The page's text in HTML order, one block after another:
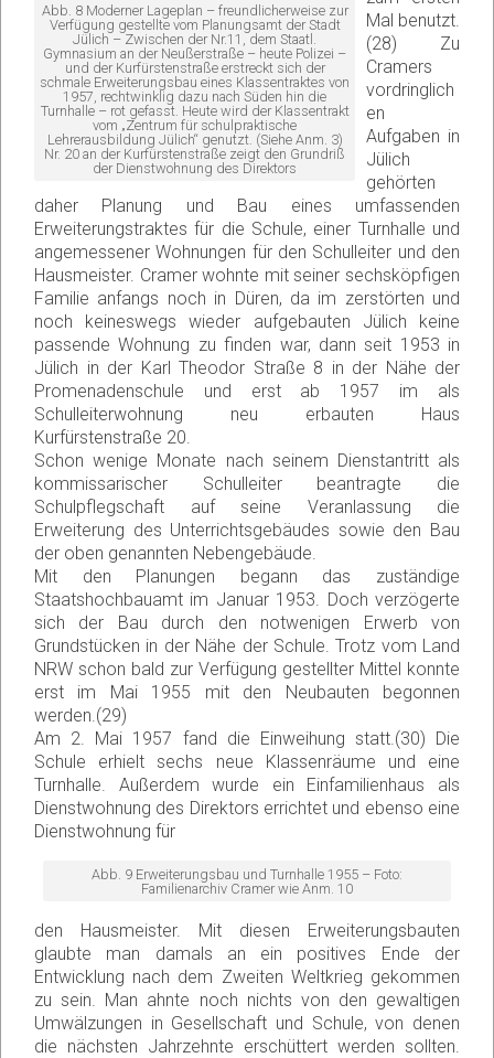
Abb. 8 Moderner Lageplan – freundlicherweise zur
Verfügung gestellte vom Planungsamt der Stadt
Jülich – Zwischen der Nr.11, dem Staatl.
Gymnasium an der Neußerstraße – heute Polizei –
und der Kurfürstenstraße erstreckt sich der
schmale Erweiterungsbau eines Klassentraktes von
1957, rechtwinklig dazu nach Süden hin die
Turnhalle – rot gefasst. Heute wird der Klassentrakt
vom „Zentrum für schulpraktische
Lehrerausbildung Jülich“ genutzt. (Siehe Anm. 3)
Nr. 20 an der Kurfürstenstraße zeigt den Grundriß
der Dienstwohnung des Direktors
Mal benutzt.
(28) Zu
Cramers
vordringlich
en
Aufgaben in
Jülich
gehörten
daher Planung und Bau eines umfassenden
Erweiterungstraktes für die Schule, einer Turnhalle und
angemessener Wohnungen für den Schulleiter und den
Hausmeister. Cramer wohnte mit seiner sechsköpfigen
Familie anfangs noch in Düren, da im zerstörten und
noch keineswegs wieder aufgebauten Jülich keine
passende Wohnung zu finden war, dann seit 1953 in
Jülich in der Karl Theodor Straße 8 in der Nähe der
Promenadenschule und erst ab 1957 im als
Schulleiterwohnung neu erbauten Haus
Kurfürstenstraße 20.
Schon wenige Monate nach seinem Dienstantritt als
kommissarischer Schulleiter beantragte die
Schulpflegschaft auf seine Veranlassung die
Erweiterung des Unterrichtsgebäudes sowie den Bau
der oben genannten Nebengebäude.
Mit den Planungen begann das zuständige
Staatshochbauamt im Januar 1953. Doch verzögerte
sich der Bau durch den notwenigen Erwerb von
Grundstücken in der Nähe der Schule. Trotz vom Land
NRW schon bald zur Verfügung gestellter Mittel konnte
erst im Mai 1955 mit den Neubauten begonnen
werden.(29)
Am 2. Mai 1957 fand die Einweihung statt.(30) Die
Schule erhielt sechs neue Klassenräume und eine
Turnhalle. Außerdem wurde ein Einfamilienhaus als
Dienstwohnung des Direktors errichtet und ebenso eine
Dienstwohnung für
Abb. 9 Erweiterungsbau und Turnhalle 1955 – Foto:
Familienarchiv Cramer wie Anm. 10
den Hausmeister. Mit diesen Erweiterungsbauten
glaubte man damals an ein positives Ende der
Entwicklung nach dem Zweiten Weltkrieg gekommen
zu sein. Man ahnte noch nichts von den gewaltigen
Umwälzungen in Gesellschaft und Schule, von denen
die nächsten Jahrzehnte erschüttert werden sollten.